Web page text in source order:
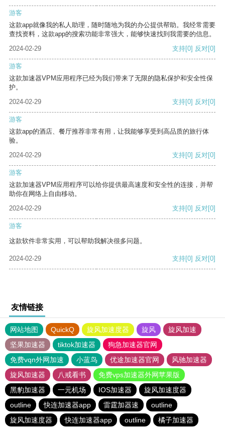
游客
这款app就像我的私人助理，随时随地为我的办公提供帮助。我经常需要
查找资料，这款app的搜索功能非常强大，能够快速找到我需要的信息。
2024-02-29
支持[0] 反对[0]
游客
这款加速器VPM应用程序已经为我们带来了无限的隐私保护和安全性保
护。
2024-02-29
支持[0] 反对[0]
游客
这款app的酒店、餐厅推荐非常有用，让我能够享受到高品质的旅行体
验。
2024-02-29
支持[0] 反对[0]
游客
这款加速器VPM应用程序可以给你提供最高速度和安全性的连接，并帮
助你在网络上自由移动。
2024-02-29
支持[0] 反对[0]
游客
这款软件非常实用，可以帮助我解决很多问题。
2024-02-29 支持[0] 反对[0]
友情链接
网站地图 QuickQ 旋风加速度器 旋风
旋风加速
坚果加速器
tiktok加速器
狗急加速器官网
免费vqn外网加速
小蓝鸟 优途加速器官网
风驰加速器
旋风加速器
八戒看书
免费vps加速器外网苹果版
黑豹加速器
一元机场 IOS加速器
旋风加速度器
outline
快连加速器app 雷霆加器速
outline
旋风加速度器
快连加速器app outline 橘子加速器